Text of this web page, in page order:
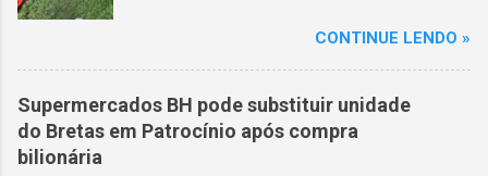
volta das 3h40, próximo ao trevo de Queixinho,
quando o motorista perdeu o controle do
veículo, atravessou o canteiro central e
capotou em uma alça de acesso. Entre as
vítimas fatais, há duas crianças de
CONTINUE LENDO »
Supermercados BH pode substituir unidade
do Bretas em Patrocínio após compra
bilionária